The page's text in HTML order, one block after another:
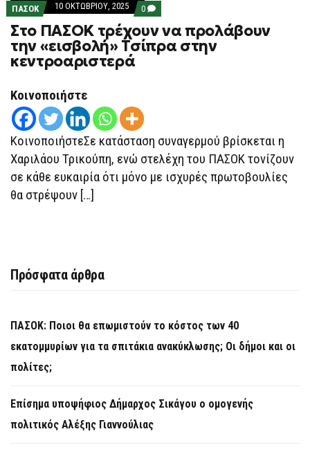
ΠΑΣΟΚ 10 ΟΚΤΩΒΡΊΟΥ, 2025 0 COMMENTS
ON
ΣΤΟ
ΠΑΣΟΚ
ΤΡΈΧΟΥΝ
Στο ΠΑΣΟΚ τρέχουν να προλάβουν
την «εισβολή» Τσίπρα στην
κεντροαριστερά
Κοινοποιήστε
ΚοινοποιήστεΣε κατάσταση συναγερμού βρίσκεται η
Χαριλάου Τρικούπη, ενώ στελέχη του ΠΑΣΟΚ τονίζουν
σε κάθε ευκαιρία ότι μόνο με ισχυρές πρωτοβουλίες
θα στρέψουν […]
Πρόσφατα άρθρα
ΠΑΣΟΚ: Ποιοι θα επωμιστούν το κόστος των 40
εκατομμυρίων για τα σπιτάκια ανακύκλωσης; Οι δήμοι και οι
πολίτες;
Επίσημα υποψήφιος Δήμαρχος Σικάγου ο ομογενής
πολιτικός Αλέξης Γιαννούλιας